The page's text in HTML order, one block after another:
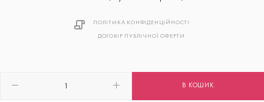
В КОШИК
ПОЛІТИКА КОНФІДЕНЦІЙНОСТІ
ДОГОВІР ПУБЛІЧНОЇ ОФЕРТИ